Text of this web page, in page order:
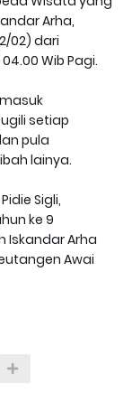
Arha,
02) dari
Wib Pagi.
setiap
pula
lainya.
Sigli,
ke 9
Iskandar Arha
Awai